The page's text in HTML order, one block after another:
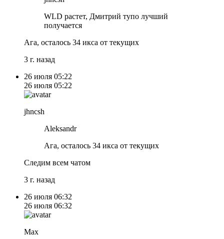
WLD растет, Дмитрий тупо лучший
получается
Ага, осталось 34 икса от текущих
3 г. назад
26 июля 05:22
26 июля 05:22
jhncsh
Aleksandr
Ага, осталось 34 икса от текущих
Следим всем чатом
3 г. назад
26 июля 06:32
26 июля 06:32
Max